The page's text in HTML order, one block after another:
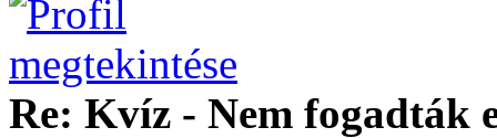
Re: Kvíz - Nem fogadták